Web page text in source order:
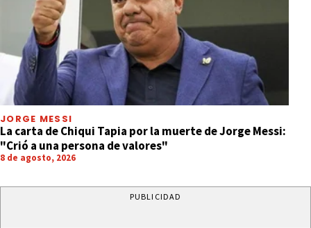
JORGE MESSI
La carta de Chiqui Tapia por la muerte de Jorge Messi:
"Crió a una persona de valores"
8 de agosto, 2026
PUBLICIDAD